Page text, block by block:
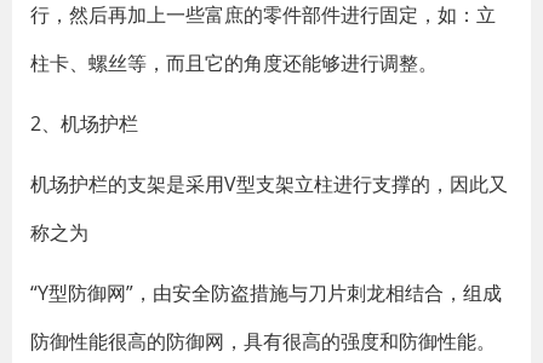
行，然后再加上一些富庶的零件部件进行固定，如：立
柱卡、螺丝等，而且它的角度还能够进行调整。
2、机场护栏
机场护栏的支架是采用V型支架立柱进行支撑的，因此又
称之为
“Y型防御网”，由安全防盗措施与刀片刺龙相结合，组成
防御性能很高的防御网，具有很高的强度和防御性能。